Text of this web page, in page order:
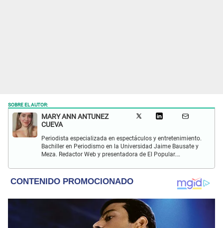
SOBRE EL AUTOR:
MARY ANN ANTUNEZ
CUEVA
Periodista especializada en espectáculos y entretenimiento.
Bachiller en Periodismo en la Universidad Jaime Bausate y
Meza. Redactor Web y presentadora de El Popular.
y espectáculos internacional.